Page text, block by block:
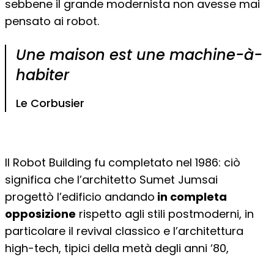
sebbene il grande modernista non avesse mai
pensato ai robot.
Une maison est une machine-à-
habiter
Le Corbusier
Il Robot Building fu completato nel 1986: ciò
significa che l’architetto Sumet Jumsai
progettò l’edificio andando in completa
opposizione rispetto agli stili postmoderni, in
particolare il revival classico e l’architettura
high-tech, tipici della metà degli anni ‘80,